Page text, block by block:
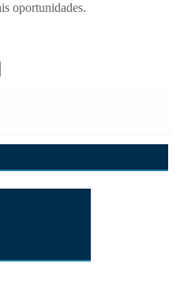
oportunidades.